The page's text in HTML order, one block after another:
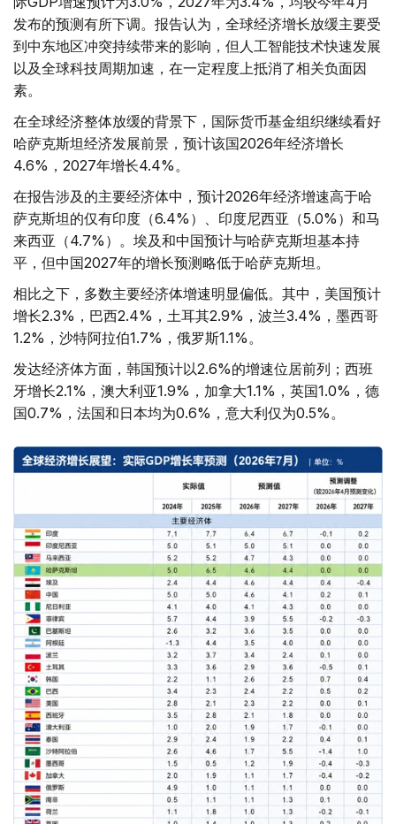
发布的预测有所下调。报告认为，全球经济增长放缓主要受
到中东地区冲突持续带来的影响，但人工智能技术快速发展
以及全球科技周期加速，在一定程度上抵消了相关负面因
素。
在全球经济整体放缓的背景下，国际货币基金组织继续看好
哈萨克斯坦经济发展前景，预计该国2026年经济增长
4.6%，2027年增长4.4%。
在报告涉及的主要经济体中，预计2026年经济增速高于哈
萨克斯坦的仅有印度（6.4%）、印度尼西亚（5.0%）和马
来西亚（4.7%）。埃及和中国预计与哈萨克斯坦基本持
平，但中国2027年的增长预测略低于哈萨克斯坦。
相比之下，多数主要经济体增速明显偏低。其中，美国预计
增长2.3%，巴西2.4%，土耳其2.9%，波兰3.4%，墨西哥
1.2%，沙特阿拉伯1.7%，俄罗斯1.1%。
发达经济体方面，韩国预计以2.6%的增速位居前列；西班
牙增长2.1%，澳大利亚1.9%，加拿大1.1%，英国1.0%，德
国0.7%，法国和日本均为0.6%，意大利仅为0.5%。